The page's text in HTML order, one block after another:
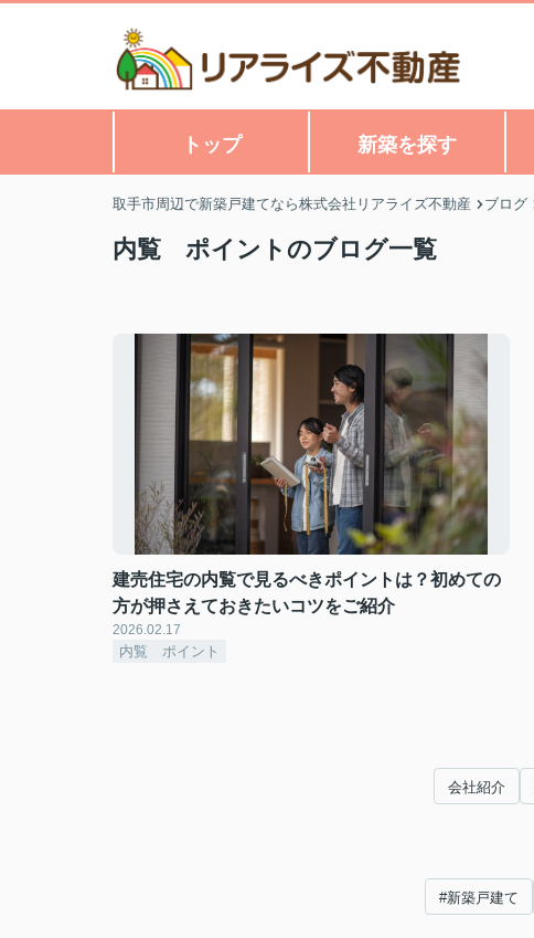
トップ 新築を探す
取手市周辺で新築戸建てなら株式会社リアライズ不動産 ブログ
内覧 ポイントのブログ一覧
建売住宅の内覧で見るべきポイントは？初めての
方が押さえておきたいコツをご紹介
2026.02.17
内覧 ポイント
会社紹介
#新築戸建て